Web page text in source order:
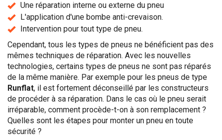
Une réparation interne ou externe du pneu
L'application d'une bombe anti-crevaison.
Intervention pour tout type de pneu.
Cependant, tous les types de pneus ne bénéficient pas des
mêmes techniques de réparation. Avec les nouvelles
technologies, certains types de pneus ne sont pas réparés
de la même manière. Par exemple pour les pneus de type
Runflat, il est fortement déconseillé par les constructeurs
de procéder à sa réparation. Dans le cas où le pneu serait
irréparable, comment procède-t-on à son remplacement ?
Quelles sont les étapes pour monter un pneu en toute
sécurité ?